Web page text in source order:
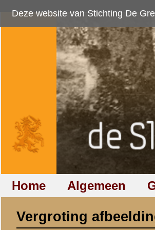
Deze website van Stichting De Greb gebruikt cookies
Home Algemeen Grebbeberg
Vergroting afbeelding